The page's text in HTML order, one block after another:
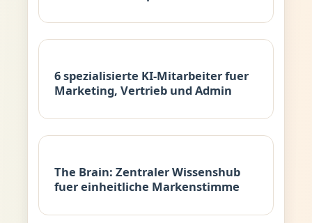
6 spezialisierte KI-Mitarbeiter fuer
Marketing, Vertrieb und Admin
The Brain: Zentraler Wissenshub
fuer einheitliche Markenstimme